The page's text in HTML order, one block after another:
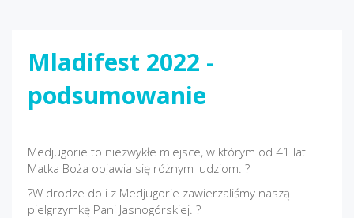
Mladifest 2022 -
podsumowanie
Medjugorie to niezwykłe miejsce, w którym od 41 lat
Matka Boża objawia się różnym ludziom. ?
?W drodze do i z Medjugorie zawierzaliśmy naszą
pielgrzymkę Pani Jasnogórskiej. ?